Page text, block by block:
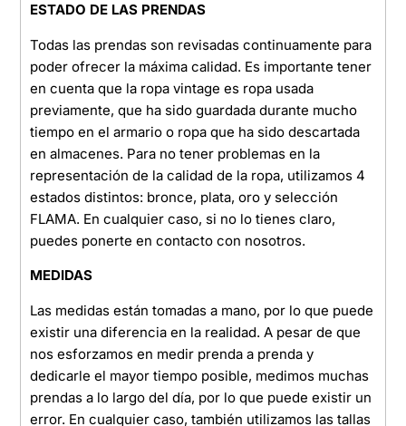
ESTADO DE LAS PRENDAS
Todas las prendas son revisadas continuamente para
poder ofrecer la máxima calidad. Es importante tener
en cuenta que la ropa vintage es ropa usada
previamente, que ha sido guardada durante mucho
tiempo en el armario o ropa que ha sido descartada
en almacenes. Para no tener problemas en la
representación de la calidad de la ropa, utilizamos 4
estados distintos: bronce, plata, oro y selección
FLAMA. En cualquier caso, si no lo tienes claro,
puedes ponerte en contacto con nosotros.
MEDIDAS
Las medidas están tomadas a mano, por lo que puede
existir una diferencia en la realidad. A pesar de que
nos esforzamos en medir prenda a prenda y
dedicarle el mayor tiempo posible, medimos muchas
prendas a lo largo del día, por lo que puede existir un
error. En cualquier caso, también utilizamos las tallas